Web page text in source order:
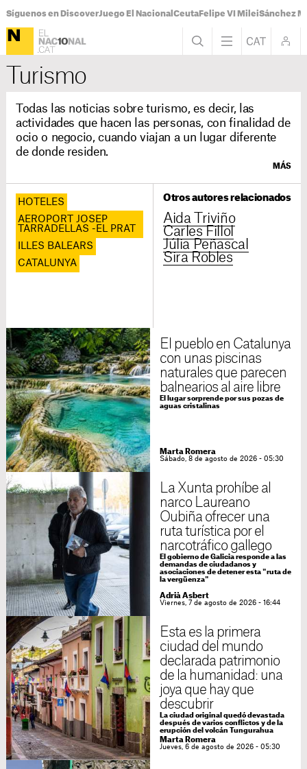
Síguenos en DiscoverJuego El Nacional CeutaFelipe VI MileiSánchez
Turismo
Todas las noticias sobre turismo, es decir, las
actividades que hacen las personas, con finalidad de
ocio o negocio, cuando viajan a un lugar diferente
de donde residen.
MÁS
HOTELES
AEROPORT JOSEP
TARRADELLAS -EL PRAT
ILLES BALEARS
CATALUNYA
Otros autores relacionados
Aida Triviño
Carles Fillol
Júlia Peñascal
Sira Robles
El pueblo en Catalunya
con unas piscinas
naturales que parecen
balnearios al aire libre
El lugar sorprende por sus pozas de
aguas cristalinas
Marta Romera
Sábado, 8 de agosto de 2026 - 05:30
La Xunta prohíbe al
narco Laureano
Oubiña ofrecer una
ruta turística por el
narcotráfico gallego
El gobierno de Galicia responde a las
demandas de ciudadanos y
asociaciones de detener esta "ruta de
la vergüenza"
Adrià Asbert
Viernes, 7 de agosto de 2026 - 16:44
Esta es la primera
ciudad del mundo
declarada patrimonio
de la humanidad: una
joya que hay que
descubrir
La ciudad original quedó devastada
después de varios conflictos y de la
erupción del volcán Tungurahua
Marta Romera
Jueves, 6 de agosto de 2026 - 05:30